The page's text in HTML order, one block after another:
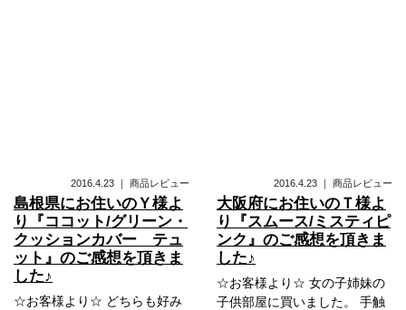
2016.4.23 ｜ 商品レビュー
島根県にお住いのＹ様よ
り『ココット/グリーン・
クッションカバー テュ
ット』のご感想を頂きま
した♪
☆お客様より☆ どちらも好み
2016.4.23 ｜ 商品レビュー
大阪府にお住いのＴ様よ
り『スムース/ミスティピ
ンク』のご感想を頂きま
した♪
☆お客様より☆ 女の子姉妹の
子供部屋に買いました。 手触